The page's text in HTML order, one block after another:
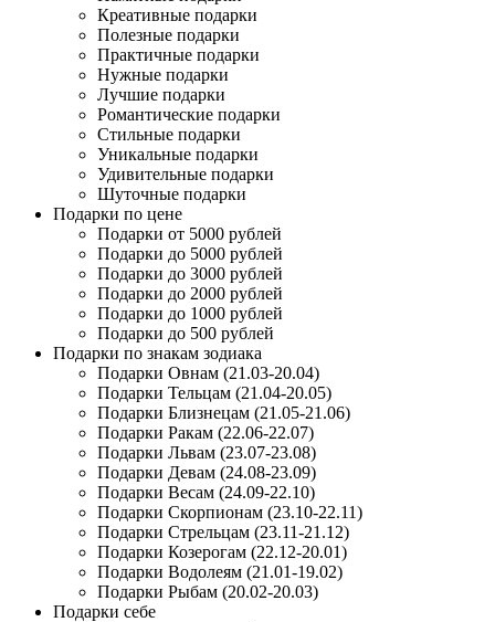
Креативные подарки
Полезные подарки
Практичные подарки
Нужные подарки
Лучшие подарки
Романтические подарки
Стильные подарки
Уникальные подарки
Удивительные подарки
Шуточные подарки
Подарки по цене
Подарки от 5000 рублей
Подарки до 5000 рублей
Подарки до 3000 рублей
Подарки до 2000 рублей
Подарки до 1000 рублей
Подарки до 500 рублей
Подарки по знакам зодиака
Подарки Овнам (21.03-20.04)
Подарки Тельцам (21.04-20.05)
Подарки Близнецам (21.05-21.06)
Подарки Ракам (22.06-22.07)
Подарки Львам (23.07-23.08)
Подарки Девам (24.08-23.09)
Подарки Весам (24.09-22.10)
Подарки Скорпионам (23.10-22.11)
Подарки Стрельцам (23.11-21.12)
Подарки Козерогам (22.12-20.01)
Подарки Водолеям (21.01-19.02)
Подарки Рыбам (20.02-20.03)
Подарки себе